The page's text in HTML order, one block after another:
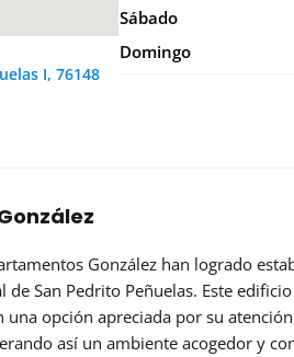
I, 76148
Sábado
Domingo
González han logrado
San Pedrito Peñuelas. Este
opción apreciada por su
así un ambiente acogedor y